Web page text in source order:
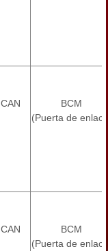
CAN
BCM
(Puerta de
CAN
BCM
(Puerta de